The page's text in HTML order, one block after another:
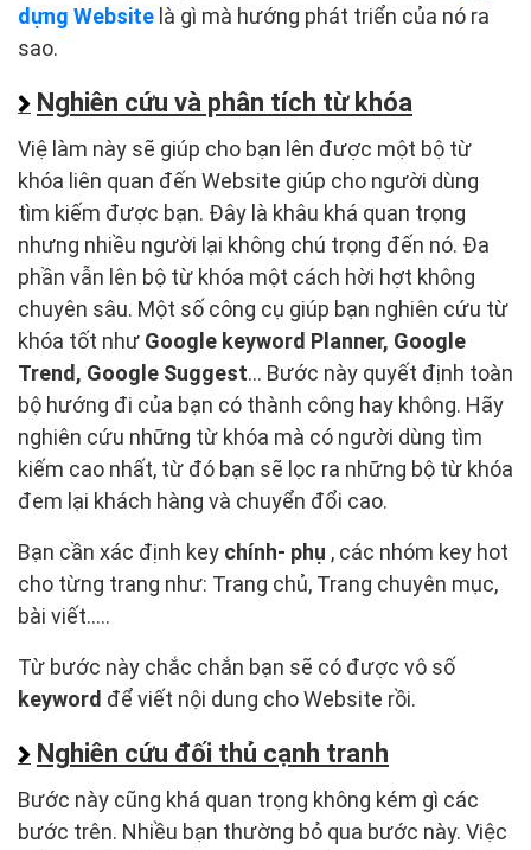
dựng Website là gì mà hướng phát triển của nó ra
sao.
Nghiên cứu và phân tích từ khóa
Việ làm này sẽ giúp cho bạn lên được một bộ từ
khóa liên quan đến Website giúp cho người dùng
tìm kiếm được bạn. Đây là khâu khá quan trọng
nhưng nhiều người lại không chú trọng đến nó. Đa
phần vẫn lên bộ từ khóa một cách hời hợt không
chuyên sâu. Một số công cụ giúp bạn nghiên cứu từ
khóa tốt như Google keyword Planner, Google
Trend, Google Suggest… Bước này quyết định toàn
bộ hướng đi của bạn có thành công hay không. Hãy
nghiên cứu những từ khóa mà có người dùng tìm
kiếm cao nhất, từ đó bạn sẽ lọc ra những bộ từ khóa
đem lại khách hàng và chuyển đổi cao.
Bạn cần xác định key chính- phụ , các nhóm key hot
cho từng trang như: Trang chủ, Trang chuyên mục,
bài viết…..
Từ bước này chắc chắn bạn sẽ có được vô số
keyword để viết nội dung cho Website rồi.
Nghiên cứu đối thủ cạnh tranh
Bước này cũng khá quan trọng không kém gì các
bước trên. Nhiều bạn thường bỏ qua bước này. Việc